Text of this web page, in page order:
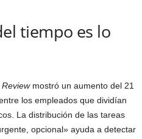
tiempo es lo
mostró un aumento del 21
los empleados que dividían
La distribución de las tareas
opcional» ayuda a detectar